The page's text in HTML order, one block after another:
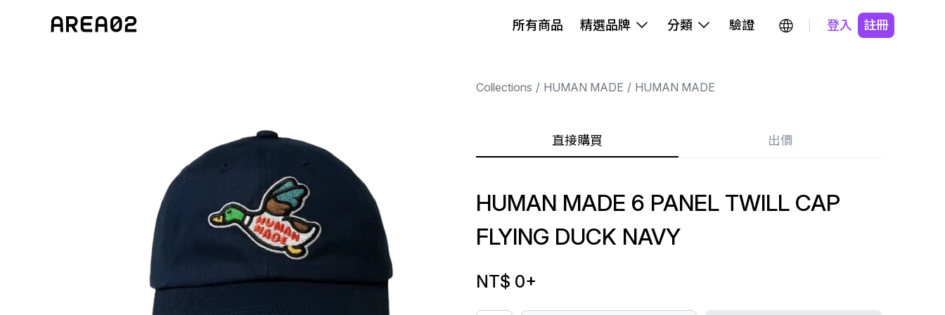
所有商品 精選品牌 分類 驗證 登入 註冊
Collections HUMAN MADE HUMAN MADE
直接購買 出價
HUMAN MADE 6 PANEL TWILL CAP
FLYING DUCK NAVY
NT$ 0+